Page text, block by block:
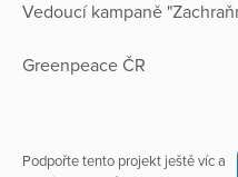
Vedoucí kampaně
Greenpeace ČR
Podpořte tento projekt ještě víc a